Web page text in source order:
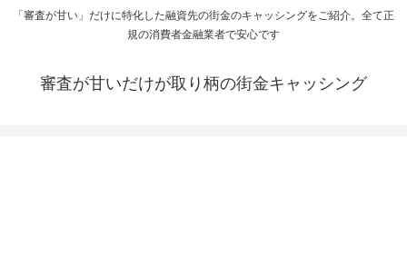
「審査が甘い」だけに特化した融資先の街金のキャッシングをご紹介。全て正
規の消費者金融業者で安心です
審査が甘いだけが取り柄の街金キャッシング